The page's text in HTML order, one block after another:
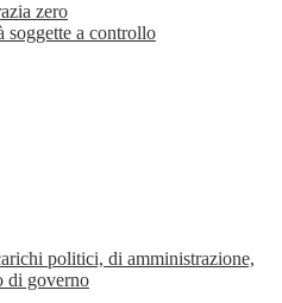
zero
soggette a controllo
politici, di amministrazione,
di governo